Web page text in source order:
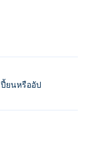
จักรได้หรือไม่?
อัปเกรดพวกเขา
นเกมแรกของพวก
ปี้ยนหรืออัป